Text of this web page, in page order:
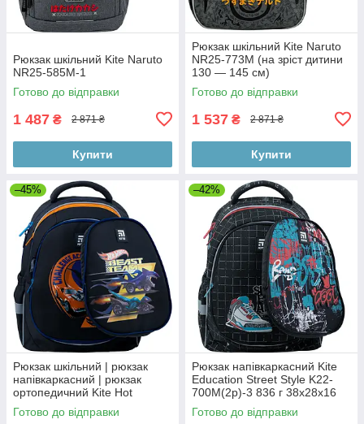
Рюкзак шкільний Kite Naruto
NR25-585M-1
Готово до відправки
1 487 ₴ 2 871 ₴
Купити
Рюкзак шкільний Kite Naruto
NR25-773M (на зріст дитини
130 — 145 см)
Готово до відправки
1 537 ₴ 2 871 ₴
Купити
–45%
Рюкзак шкільний | рюкзак
напівкаркасний | рюкзак
ортопедичний Kite Hot
Wheels HW22-700M (2p)
Готово до відправки
–42%
Рюкзак напівкаркасний Kite
Education Street Style K22-
700M(2p)-3 836 г 38x28x16
см чорний
Готово до відправки